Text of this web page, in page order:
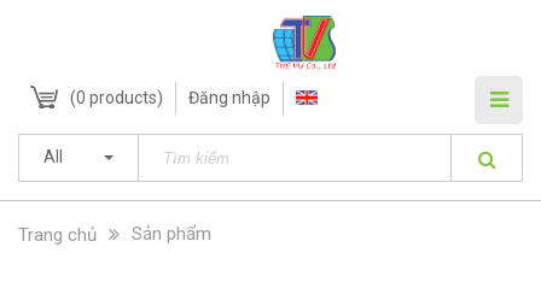
(0 products) Đăng nhập
All
Trang chủ Sản phẩm